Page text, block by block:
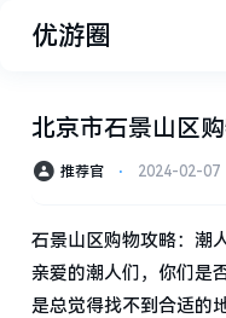
优游圈
北京市石景山区
推荐官 ⋅ 2024-02-07
石景山区购物攻略：潮
亲爱的潮人们，你们是
是总觉得找不到合适的